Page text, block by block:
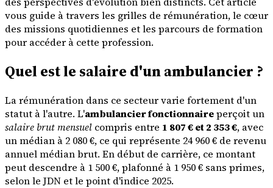
vous guide à travers les grilles de rémunération, le cœur
des missions quotidiennes et les parcours de formation
pour accéder à cette profession.
Quel est le salaire d'un ambulancier ?
La rémunération dans ce secteur varie fortement d'un
statut à l'autre. L'ambulancier fonctionnaireperçoit un
salaire brut mensuel compris entre 1 807 € et 2 353 €, avec
un médian à 2 080 €, ce qui représente 24 960 € de revenu
annuel médian brut. En début de carrière, ce montant
peut descendre à 1 500 €, plafonné à 1 950 € sans primes,
selon le JDN et le point d'indice 2025.